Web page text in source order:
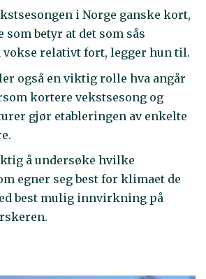
i Norge ganske kort,
betyr at det som sås
vokse relativt fort, legger hun til.
også en viktig rolle hva angår
kortere vekstsesong og
gjør etableringen av enkelte
å undersøke hvilke
egner seg best for klimaet de
best mulig innvirkning på